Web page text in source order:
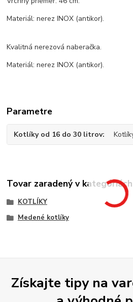
Materiál: nerez INOX (antikor).
Kvalitná nerezová naberačka.
Materiál: nerez INOX (antikor).
Parametre
Kotlíky od 16 do 30 litrov
Tovar zaradený v kategóriách
KOTLÍKY
Medené kotlíky
Získajte tipy na